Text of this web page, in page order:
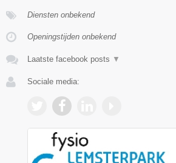
Diensten onbekend
Openingstijden onbekend
Laatste facebook posts ▼
Sociale media: